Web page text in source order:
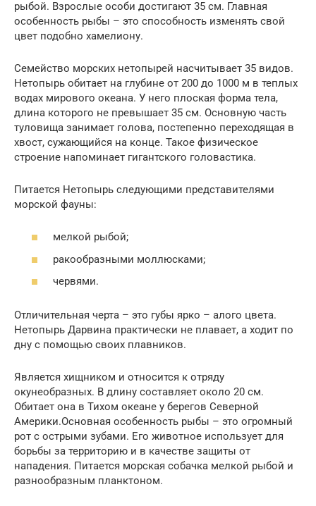
рыбой. Взрослые особи достигают 35 см. Главная
особенность рыбы – это способность изменять свой
цвет подобно хамелиону.
Семейство морских нетопырей насчитывает 35 видов.
Нетопырь обитает на глубине от 200 до 1000 м в теплых
водах мирового океана. У него плоская форма тела,
длина которого не превышает 35 см. Основную часть
туловища занимает голова, постепенно переходящая в
хвост, сужающийся на конце. Такое физическое
строение напоминает гигантского головастика.
Питается Нетопырь следующими представителями
морской фауны:
мелкой рыбой;
ракообразными моллюсками;
червями.
Отличительная черта – это губы ярко – алого цвета.
Нетопырь Дарвина практически не плавает, а ходит по
дну с помощью своих плавников.
Является хищником и относится к отряду
окунеобразных. В длину составляет около 20 см.
Обитает она в Тихом океане у берегов Северной
Америки.Основная особенность рыбы – это огромный
рот с острыми зубами. Его животное использует для
борьбы за территорию и в качестве защиты от
нападения. Питается морская собачка мелкой рыбой и
разнообразным планктоном.